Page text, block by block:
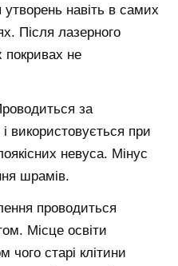
утворень навіть в самих
Після лазерного
покривах не
за
використовується при
невуса. Мінус
шрамів.
проводиться
Місце освіти
чого старі клітини